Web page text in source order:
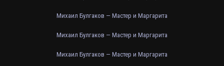
Михаил Булгаков — Мастер и Маргарита
Михаил Булгаков — Мастер и Маргарита
Михаил Булгаков — Мастер и Маргарита